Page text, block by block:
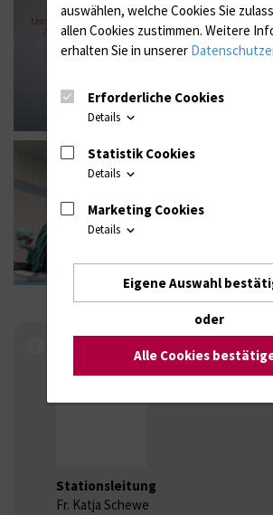
Stationsleitung
Fr. Katja Schewe
auswählen, welche Cookies Sie
allen Cookies zustimmen. Weitere
erhalten Sie in unserer
Erforderliche Cookies
Details
Statistik Cookies
Details
Marketing Cookies
Details
Eigene Auswahl
oder
Alle Cookies